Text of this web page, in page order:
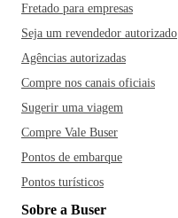
Fretado para empresas
Seja um revendedor autorizado
Agências autorizadas
Compre nos canais oficiais
Sugerir uma viagem
Compre Vale Buser
Pontos de embarque
Pontos turísticos
Sobre a Buser